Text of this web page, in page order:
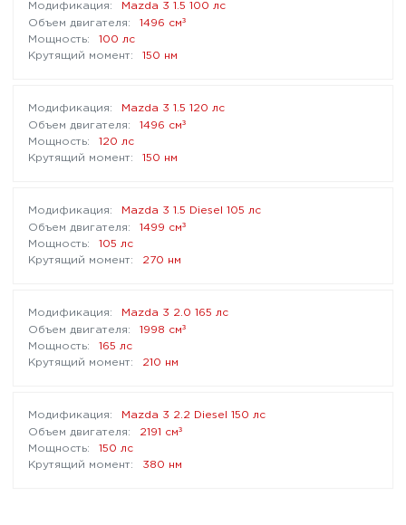
Mazda 3 1.5 100 лс
1496 см³
100 лс
150 нм
Mazda 3 1.5 120 лс
1496 см³
120 лс
150 нм
Mazda 3 1.5 Diesel 105 лс
1499 см³
105 лс
270 нм
Mazda 3 2.0 165 лс
1998 см³
165 лс
210 нм
Mazda 3 2.2 Diesel 150 лс
2191 см³
150 лс
380 нм